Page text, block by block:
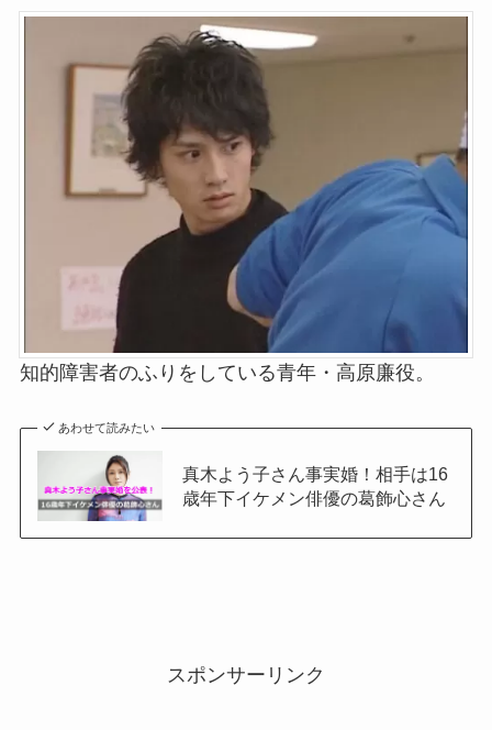
知的障害者のふりをしている青年・高原廉役。
あわせて読みたい
真木よう子さん事実婚！相手は16
歳年下イケメン俳優の葛飾心さん
スポンサーリンク